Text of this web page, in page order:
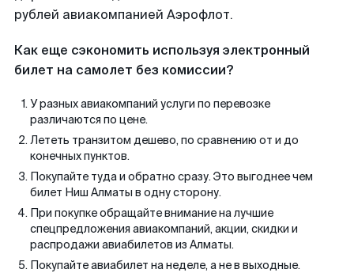
рублей авиакомпанией Аэрофлот.
Как еще сэкономить используя электронный
билет на самолет без комиссии?
У разных авиакомпаний услуги по перевозке
различаются по цене.
Лететь транзитом дешево, по сравнению от и до
конечных пунктов.
Покупайте туда и обратно сразу. Это выгоднее чем
билет Ниш Алматы в одну сторону.
При покупке обращайте внимание на лучшие
спецпредложения авиакомпаний, акции, скидки и
распродажи авиабилетов из Алматы.
Покупайте авиабилет на неделе, а не в выходные.